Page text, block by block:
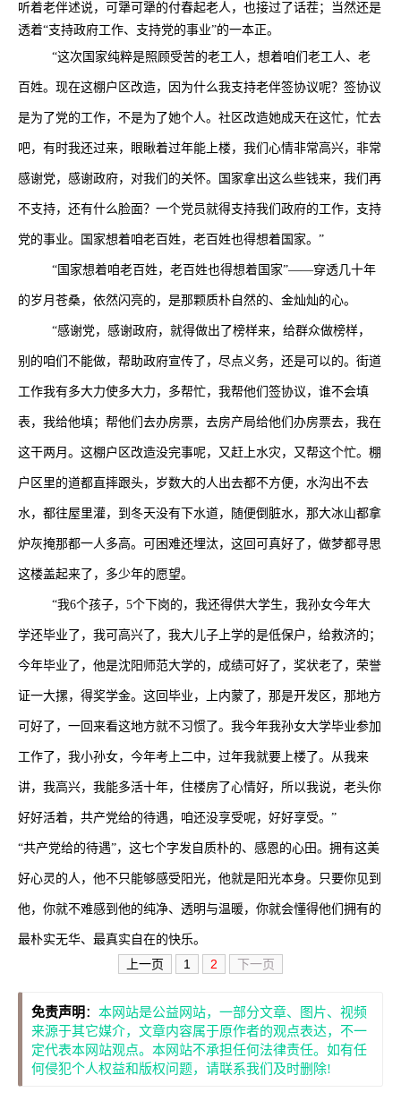
听着老伴述说，可犟可犟的付春起老人，也接过了话茬；当然还是
透着“支持政府工作、支持党的事业”的一本正。
“这次国家纯粹是照顾受苦的老工人，想着咱们老工人、老
百姓。现在这棚户区改造，因为什么我支持老伴签协议呢？签协议
是为了党的工作，不是为了她个人。社区改造她成天在这忙，忙去
吧，有时我还过来，眼瞅着过年能上楼，我们心情非常高兴，非常
感谢党，感谢政府，对我们的关怀。国家拿出这么些钱来，我们再
不支持，还有什么脸面？一个党员就得支持我们政府的工作，支持
党的事业。国家想着咱老百姓，老百姓也得想着国家。”
“国家想着咱老百姓，老百姓也得想着国家”――穿透几十年
的岁月苍桑，依然闪亮的，是那颗质朴自然的、金灿灿的心。
“感谢党，感谢政府，就得做出了榜样来，给群众做榜样，
别的咱们不能做，帮助政府宣传了，尽点义务，还是可以的。街道
工作我有多大力使多大力，多帮忙，我帮他们签协议，谁不会填
表，我给他填；帮他们去办房票，去房产局给他们办房票去，我在
这干两月。这棚户区改造没完事呢，又赶上水灾，又帮这个忙。棚
户区里的道都直摔跟头，岁数大的人出去都不方便，水沟出不去
水，都往屋里灌，到冬天没有下水道，随便倒脏水，那大冰山都拿
炉灰掩那都一人多高。可困难还埋汰，这回可真好了，做梦都寻思
这楼盖起来了，多少年的愿望。
“我6个孩子， 5个下岗的，我还得供大学生，我孙女今年大
学还毕业了，我可高兴了，我大儿子上学的是低保户，给救济的；
今年毕业了，他是沈阳师范大学的，成绩可好了，奖状老了，荣誉
证一大摞，得奖学金。这回毕业，上内蒙了，那是开发区，那地方
可好了，一回来看这地方就不习惯了。我今年我孙女大学毕业参加
工作了，我小孙女，今年考上二中，过年我就要上楼了。从我来
讲，我高兴，我能多活十年，住楼房了心情好，所以我说，老头你
好好活着，共产党给的待遇，咱还没享受呢，好好享受。”
“共产党给的待遇”，这七个字发自质朴的、感恩的心田。拥有这美
好心灵的人，他不只能够感受阳光，他就是阳光本身。只要你见到
他，你就不难感到他的纯净、透明与温暖，你就会懂得他们拥有的
最朴实无华、最真实自在的快乐。
上一页 1 2 下一页
免责声明 ： 本网站是公益网站，一部分文章、图片、视频
来源于其它媒介，文章内容属于原作者的观点表达，不一
定代表本网站观点。本网站不承担任何法律责任。如有任
何侵犯个人权益和版权问题，请联系我们及时删除!